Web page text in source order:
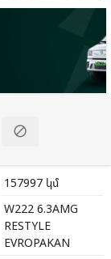

157997 կմ
W222 6.3AMG
RESTYLE
EVROPAKAN